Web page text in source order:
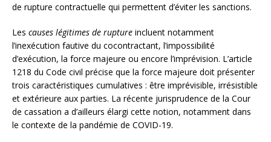
de rupture contractuelle qui permettent d’éviter les sanctions.
Les causes légitimes de rupture incluent notamment
l’inexécution fautive du cocontractant, l’impossibilité
d’exécution, la force majeure ou encore l’imprévision. L’article
1218 du Code civil précise que la force majeure doit présenter
trois caractéristiques cumulatives : être imprévisible, irrésistible
et extérieure aux parties. La récente jurisprudence de la Cour
de cassation a d’ailleurs élargi cette notion, notamment dans
le contexte de la pandémie de COVID-19.